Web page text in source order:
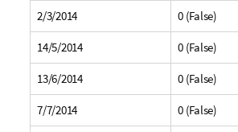
2/3/2014 0 (False)
14/5/2014 0 (False)
13/6/2014 0 (False)
7/7/2014 0 (False)